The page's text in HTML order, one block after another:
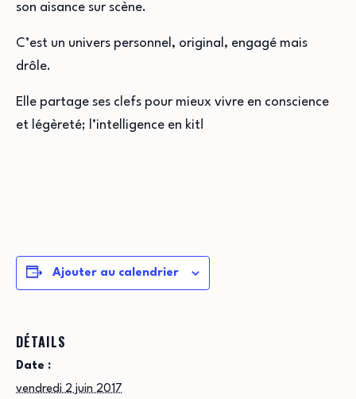
son aisance sur scène.
C’est un univers personnel, original, engagé mais
drôle.
Elle partage ses clefs pour mieux vivre en conscience
et légèreté; l’intelligence en kit!
Ajouter au calendrier
DÉTAILS
Date :
vendredi 2 juin 2017